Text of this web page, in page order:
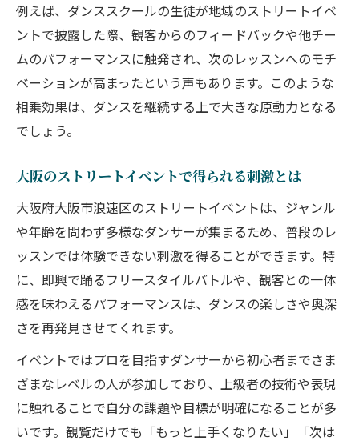
例えば、ダンススクールの生徒が地域のストリートイベ
ントで披露した際、観客からのフィードバックや他チー
ムのパフォーマンスに触発され、次のレッスンへのモチ
ベーションが高まったという声もあります。このような
相乗効果は、ダンスを継続する上で大きな原動力となる
でしょう。
大阪のストリートイベントで得られる刺激とは
大阪府大阪市浪速区のストリートイベントは、ジャンル
や年齢を問わず多様なダンサーが集まるため、普段のレ
ッスンでは体験できない刺激を得ることができます。特
に、即興で踊るフリースタイルバトルや、観客との一体
感を味わえるパフォーマンスは、ダンスの楽しさや奥深
さを再発見させてくれます。
イベントではプロを目指すダンサーから初心者までさま
ざまなレベルの人が参加しており、上級者の技術や表現
に触れることで自分の課題や目標が明確になることが多
いです。観覧だけでも「もっと上手くなりたい」「次は